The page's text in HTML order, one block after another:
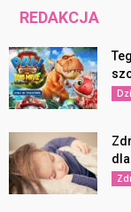
REDAKCJA